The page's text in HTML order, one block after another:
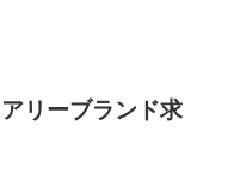
リーブランド求